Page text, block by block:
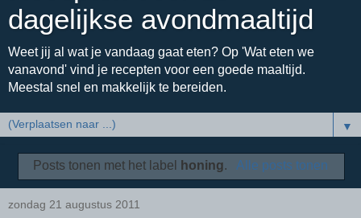
dagelijkse avondmaaltijd
Weet jij al wat je vandaag gaat eten? Op 'Wat eten we
vanavond' vind je recepten voor een goede maaltijd.
Meestal snel en makkelijk te bereiden.
▼
Posts tonen met het label honing. Alle posts tonen
zondag 21 augustus 2011